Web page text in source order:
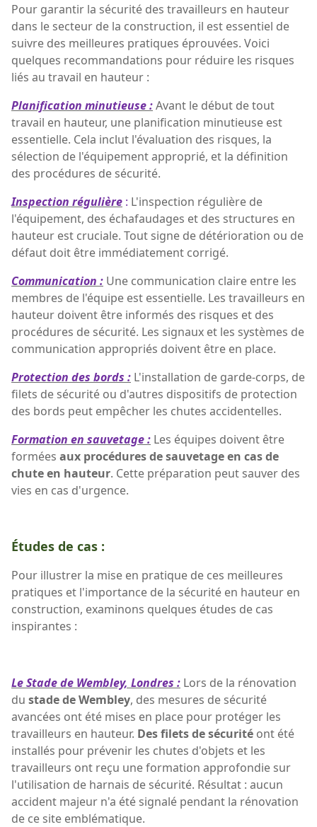
Pour garantir la sécurité des travailleurs en hauteur
dans le secteur de la construction, il est essentiel de
suivre des meilleures pratiques éprouvées. Voici
quelques recommandations pour réduire les risques
liés au travail en hauteur :
Planification minutieuse :Avant le début de tout
travail en hauteur, une planification minutieuse est
essentielle. Cela inclut l'évaluation des risques, la
sélection de l'équipement approprié, et la définition
des procédures de sécurité.
Inspection régulière : L'inspection régulière de
l'équipement, des échafaudages et des structures en
hauteur est cruciale. Tout signe de détérioration ou de
défaut doit être immédiatement corrigé.
Communication : Une communication claire entre les
membres de l'équipe est essentielle. Les travailleurs en
hauteur doivent être informés des risques et des
procédures de sécurité. Les signaux et les systèmes de
communication appropriés doivent être en place.
Protection des bords : L'installation de garde-corps, de
filets de sécurité ou d'autres dispositifs de protection
des bords peut empêcher les chutes accidentelles.
Formation en sauvetage : Les équipes doivent être
formées aux procédures de sauvetage en cas de
chute en hauteur. Cette préparation peut sauver des
vies en cas d'urgence.
Études de cas :
Pour illustrer la mise en pratique de ces meilleures
pratiques et l'importance de la sécurité en hauteur en
construction, examinons quelques études de cas
inspirantes :
Le Stade de Wembley, Londres : Lors de la rénovation
du stade de Wembley, des mesures de sécurité
avancées ont été mises en place pour protéger les
travailleurs en hauteur. Des filets de sécurité ont été
installés pour prévenir les chutes d'objets et les
travailleurs ont reçu une formation approfondie sur
l'utilisation de harnais de sécurité. Résultat : aucun
accident majeur n'a été signalé pendant la rénovation
de ce site emblématique.